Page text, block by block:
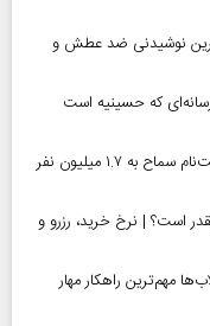
نوشیدنی ضد عطش و
رسانه‌ای که حسینیه است
آغاز رسمی برنامه‌های اربعین ۱۴۰۵ در مرز‌ها | ثبت‌نام سماح به ۱.۷ میلیون نفر
در بهشت زهرا (س) در سال ۱۴۰۵ چقدر است؟ | نرخ خرید، رزرو و
مهم‌ترین راهکار مهار